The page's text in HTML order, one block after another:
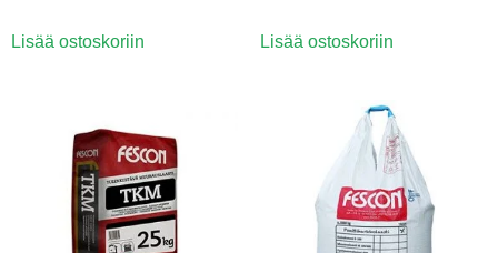
Lisää ostoskoriin Lisää ostoskoriin